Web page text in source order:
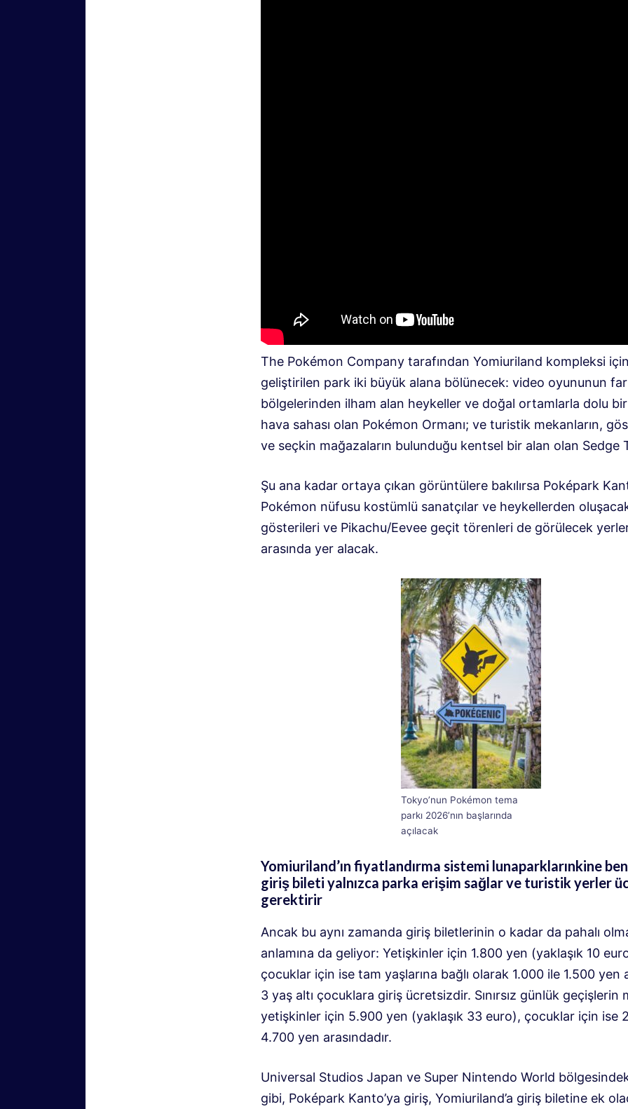
The Pokémon Company tarafından Yomiuriland kompleksi
geliştirilen park iki büyük alana bölünecek: video oyununun
bölgelerinden ilham alan heykeller ve doğal ortamlarla dolu bir
hava sahası olan Pokémon Ormanı; ve turistik mekanların,
ve seçkin mağazaların bulunduğu kentsel bir alan olan Sedge
Şu ana kadar ortaya çıkan görüntülere bakılırsa Poképark
Pokémon nüfusu kostümlü sanatçılar ve heykellerden
gösterileri ve Pikachu/Eevee geçit törenleri de görülecek
arasında yer alacak.
Tokyo’nun Pokémon tema
parkı 2026’nın başlarında
açılacak
Yomiuriland’ın fiyatlandırma sistemi lunaparklarınkine
giriş bileti yalnızca parka erişim sağlar ve turistik yerler
gerektirir
Ancak bu aynı zamanda giriş biletlerinin o kadar da pahalı
anlamına da geliyor: Yetişkinler için 1.800 yen (yaklaşık 10
çocuklar için ise tam yaşlarına bağlı olarak 1.000 ile 1.500 yen
3 yaş altı çocuklara giriş ücretsizdir. Sınırsız günlük geçişlerin
yetişkinler için 5.900 yen (yaklaşık 33 euro), çocuklar için ise
4.700 yen arasındadır.
Universal Studios Japan ve Super Nintendo World
gibi, Poképark Kanto’ya giriş, Yomiuriland’a giriş biletine ek